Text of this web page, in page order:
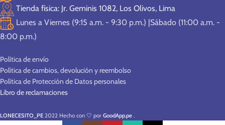
Tienda física: Jr. Geminis 1082, Los Olivos, Lima
Lunes a Viernes (9:15 a.m. - 9:30 p.m.) |Sábado (11:00 a.m. -
8:00 p.m.)
Política de envío
Política de cambios, devolución y reembolso
Política de Protección de Datos personales
Libro de reclamaciones
LONECESITO_PE 2022 Hecho con 🤍 por GoodApp.pe .